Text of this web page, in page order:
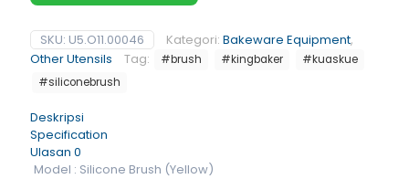
SKU: U5.O11.00046 Kategori: Bakeware Equipment,
Other Utensils
Tag: #brush #kingbaker
#kuaskue
#siliconebrush
Deskripsi
Specification
Ulasan 0
Model : Silicone Brush (Yellow)